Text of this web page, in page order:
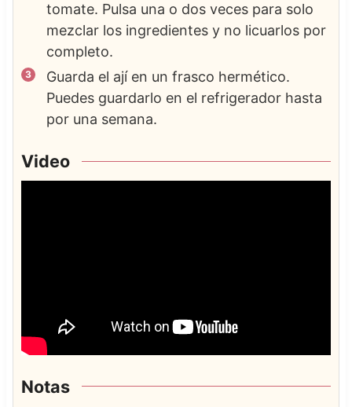
tomate. Pulsa una o dos veces para solo
mezclar los ingredientes y no licuarlos por
completo.
Guarda el ají en un frasco hermético.
Puedes guardarlo en el refrigerador hasta
por una semana.
Video
Notas